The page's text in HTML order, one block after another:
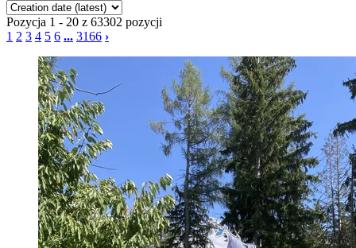
Pozycja 1 - 20 z 63302 pozycji
1 2 3 4 5 6 ... 3166 ›